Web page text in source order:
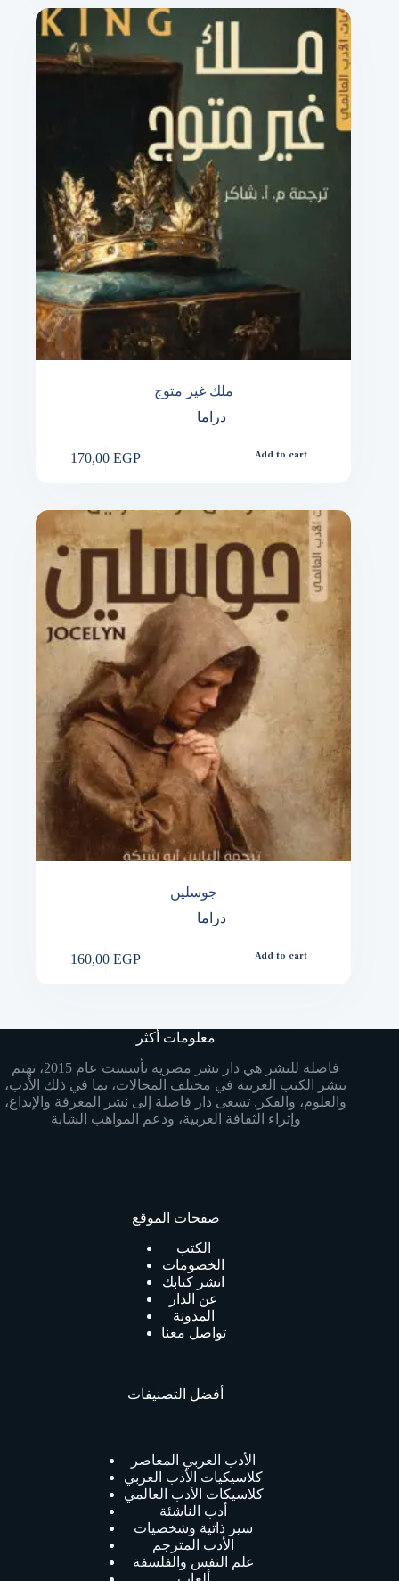
ملك غير متوج
دراما
170,00EGP Add to cart
جوسلين
دراما
160,00EGP Add to cart
معلومات أكثر
فاصلة للنشر هي دار نشر مصرية تأسست عام 2015، تهتم
بنشر الكتب العربية في مختلف المجالات، بما في ذلك الأدب،
والعلوم، والفكر. تسعى دار فاصلة إلى نشر المعرفة والإبداع،
وإثراء الثقافة العربية، ودعم المواهب الشابة
صفحات الموقع
الكتب
الخصومات
انشر كتابك
عن الدار
المدونة
تواصل معنا
أفضل التصنيفات
الأدب العربي المعاصر
كلاسيكيات الأدب العربي
كلاسيكات الأدب العالمي
أدب الناشئة
سير ذاتية وشخصيات
الأدب المترجم
علم النفس والفلسفة